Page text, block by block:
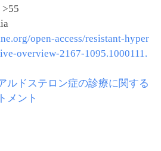
>55
open-access/resistant-hyper
overview-2167-1095.1000111.
ルドステロン症の診療に関する
メント